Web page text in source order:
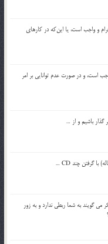
و واجب است، يا اين‌كه در كارهاي
است، و در صورت عدم توانايي بر امر
گذار باشيم و از …
مي گويند به شما ربطي ندارد و به زور